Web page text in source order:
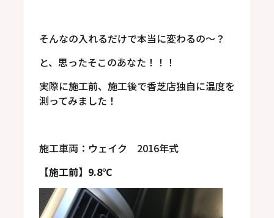
そんなの入れるだけで本当に変わるの～？
と、思ったそこのあなた！！！
実際に施工前、施工後で香芝店独自に温度を
測ってみました！
施工車両：ウェイク 2016年式
【施工前】9.8℃